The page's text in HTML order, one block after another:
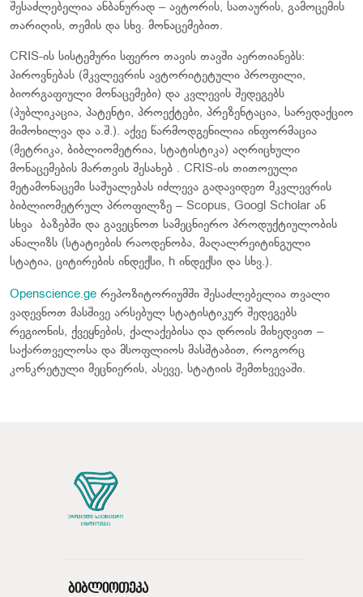
შესაძლებელია ანბანურად – ავტორის, სათაურის, გამოცემის
თარიღის, თემის და სხვ. მონაცემებით.
CRIS-ის სისტემური სფერო თავის თავში აერთიანებს:
პიროვნებას (მკვლევრის ავტორიტეტული პროფილი,
ბიორგაფიული მონაცემები) და კვლევის შედეგებს
(პუბლიკაცია, პატენტი, პროექტები, პრეზენტაცია, სარედაქციო
მიმოხილვა და ა.შ.). აქვე წარმოდგენილია ინფორმაცია
(მეტრიკა, ბიბლიომეტრია, სტატისტიკა) აღრიცხული
მონაცემების მართვის შესახებ . CRIS-ის თითოეული
მეტამონაცემი საშუალებას იძლევა გადავიდეთ მკვლევრის
ბიბლიომეტრულ პროფილზე – Scopus, Googl Scholar ან
სხვა ბაზებში და გავეცნოთ სამეცნიერო პროდუქტიულობის
ანალიზს (სტატიების რაოდენობა, მაღალრეიტინგული
სტატია, ციტირების ინდექსი, h ინდექსი და სხვ.).
Openscience.ge რეპოზიტორიუმში შესაძლებელია თვალი
ვადევნოთ მასშივე არსებულ სტატისტიკურ შედეგებს
რეგიონის, ქვეყნების, ქალაქებისა და დროის მიხედვით –
საქართველოსა და მსოფლიოს მასშტაბით, როგორც
კონკრეტული მეცნიერის, ასევე, სტატიის შემთხვევაში.
ბიბლიოთეკა